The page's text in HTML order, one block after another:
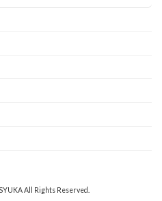
All Rights Reserved.